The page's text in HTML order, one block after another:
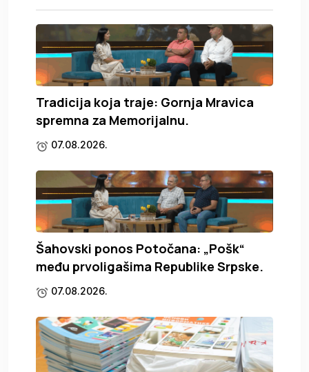
Tradicija koja traje: Gornja Mravica
spremna za Memorijalnu.
07.08.2026.
Šahovski ponos Potočana: „Pošk“
među prvoligašima Republike Srpske.
07.08.2026.